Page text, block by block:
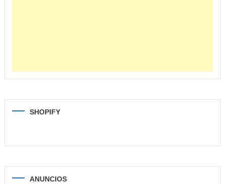
SHOPIFY
ANUNCIOS